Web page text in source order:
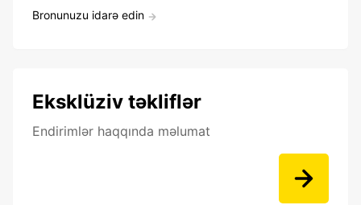
Bronunuzu idarə edin
Eksklüziv təkliflər
Endirimlər haqqında məlumat